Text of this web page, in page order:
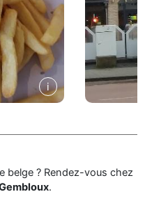
belge ? Rendez-vous chez
.